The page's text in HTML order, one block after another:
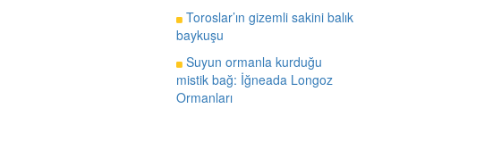
Toroslar’ın gizemli sakini balık
baykuşu
Suyun ormanla kurduğu
mistik bağ: İğneada Longoz
Ormanları